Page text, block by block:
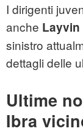
I dirigenti
anche Layvin
sinistro
dettagli delle
Ultime
Ibra